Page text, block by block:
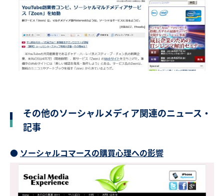
その他のソーシャルメディア関連のニュース・
記事
● ソーシャルコマースの購買心理への影響